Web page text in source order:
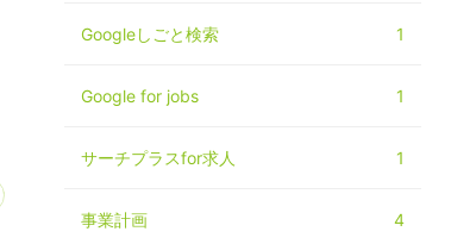
あとで読む
Googleしごと検索 1
Google for jobs 1
サーチプラスfor求人 1
事業計画 4